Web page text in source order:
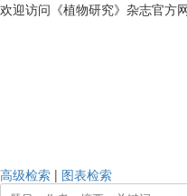
欢迎访问《植物研究》杂志官方
高级检索 | 图表检索